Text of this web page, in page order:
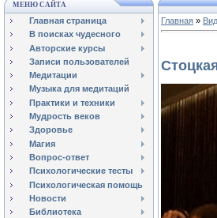
МЕНЮ САЙТА
Главная страница
В поисках чудесного
Авторские курсы
Записи пользователей
Медитации
Музыка для медитаций
Практики и техники
Мудрость веков
Здоровье
Магия
Вопрос-ответ
Психологические тесты
Психологическая помощь
Новости
Библиотека
Главная »